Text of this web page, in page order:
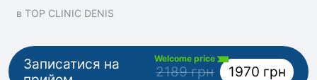
в TOP CLINIC DENIS
Записатися на
Welcome price
2189 грн 1970 грн